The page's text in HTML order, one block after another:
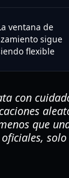
ventana de
sigue
flexible
con
que
solo